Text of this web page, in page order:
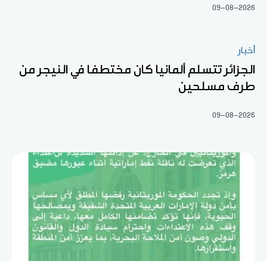
09-08-2026
أخبار
الجزائر تتسلم ألمانيا كان مختطفا في النيجر من
طرف مسلحين
09-08-2026